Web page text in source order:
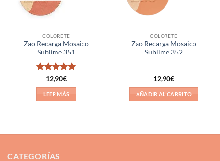
COLORETE
Zao Recarga Mosaico
Sublime 351
Valorado
con5de 5
12,90€
LEER MÁS
COLORETE
Zao Recarga Mosaico
Sublime 352
12,90€
AÑADIR AL CARRITO
CATEGORÍAS